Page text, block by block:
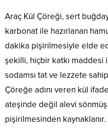
Araç Kül Çöreği, sert
karbonat ile hazırlanan
dakika pişirilmesiyle elde
şekilli, hiçbir katkı
sodamsı tat ve lezzete
Çöreğe adını veren kül
ateşinde değil alevi
pişirilmesinden kaynaklanır.